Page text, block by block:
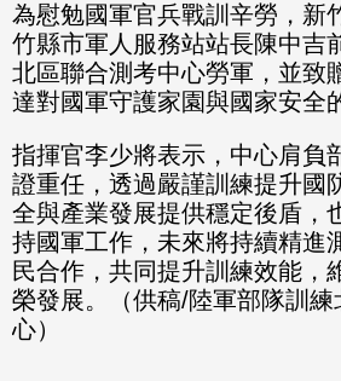
為慰勉國軍官兵戰訓辛勞，新
竹縣市軍人服務站站長陳中吉
北區聯合測考中心勞軍，並致
達對國軍守護家園與國家安全
指揮官李少將表示，中心肩負
證重任，透過嚴謹訓練提升國
全與產業發展提供穩定後盾，
持國軍工作，未來將持續精進
民合作，共同提升訓練效能，
榮發展。（供稿/陸軍部隊訓練
心）